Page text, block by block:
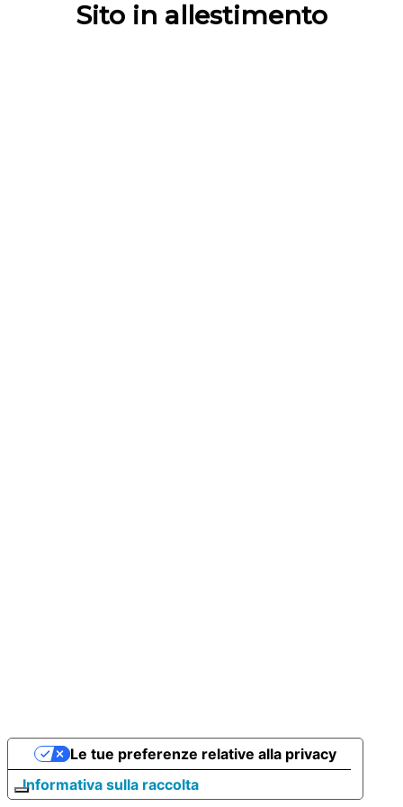
Sito in allestimento
Informativa sulla raccolta
Le tue preferenze relative alla privacy